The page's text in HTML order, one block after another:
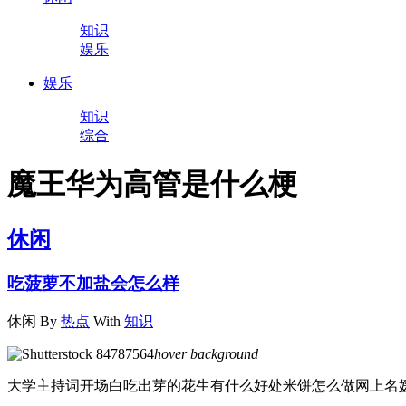
知识
娱乐
娱乐
知识
综合
魔王华为高管是什么梗
休闲
吃菠萝不加盐会怎么样
休闲 By 热点 With 知识
hover background
大学主持词开场白吃出芽的花生有什么好处米饼怎么做网上名